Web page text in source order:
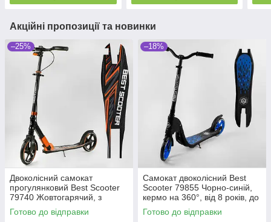
Акційні пропозиції та новинки
–25%
Двоколісний самокат
прогулянковий Best Scooter
79740 Жовтогарячий, з
колесами PU 230/200 мм, з
фарою, до 100 кг
Готово до відправки
–18%
Самокат двоколісний Best
Scooter 79855 Чорно-синій,
кермо на 360°, від 8 років, до
100 кг, колеса PU 20 см
Готово до відправки